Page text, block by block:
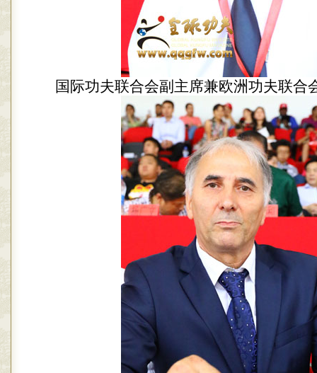
国际功夫联合会副主席兼欧洲功夫联合